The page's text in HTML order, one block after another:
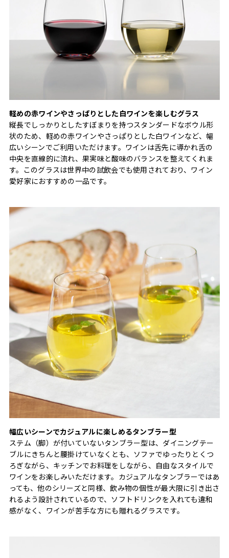
軽めの赤ワインやさっぱりとした白ワインを楽しむグラス
縦長でしっかりとしたすぼまりを持つスタンダードなボウル形
状のため、軽めの赤ワインやさっぱりとした白ワインなど、幅
広いシーンでご利用いただけます。ワインは舌先に導かれ舌の
中央を直線的に流れ、果実味と酸味のバランスを整えてくれま
す。このグラスは世界中の試飲会でも使用されており、ワイン
愛好家におすすめの一品です。
幅広いシーンでカジュアルに楽しめるタンブラー型
ステム（脚）が付いていないタンブラー型は、ダイニングテー
ブルにきちんと腰掛けていなくとも、ソファでゆったりとくつ
ろぎながら、キッチンでお料理をしながら、自由なスタイルで
ワインをお楽しみいただけます。カジュアルなタンブラーではあ
っても、他のシリーズと同様、飲み物の個性が最大限に引き出さ
れるよう設計されているので、ソフトドリンクを入れても違和
感がなく、ワインが苦手な方にも贈れるグラスです。